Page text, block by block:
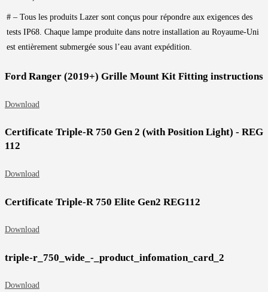
# – Tous les produits Lazer sont conçus pour répondre aux exigences des
tests IP68. Chaque lampe produite dans notre installation au Royaume-Uni
est entièrement submergée sous l’eau avant expédition.
Ford Ranger (2019+) Grille Mount Kit Fitting instructions
Download
Certificate Triple-R 750 Gen 2 (with Position Light) - REG
112
Download
Certificate Triple-R 750 Elite Gen2 REG112
Download
triple-r_750_wide_-_product_infomation_card_2
Download